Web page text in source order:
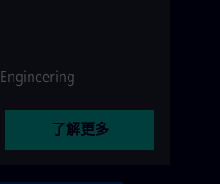
Engineering
了解更多